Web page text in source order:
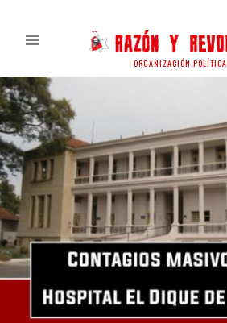
ORGANIZACIÓN POLÍTICA